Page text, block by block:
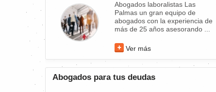
Abogados laboralistas Las
Palmas un gran equipo de
abogados con la experiencia de
más de 25 años asesorando ...
Ver más
Abogados para tus deudas